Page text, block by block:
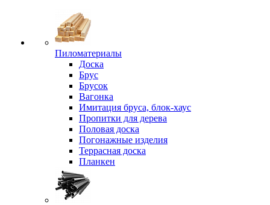
Пиломатериалы
Доска
Брус
Брусок
Вагонка
Имитация бруса, блок-хаус
Пропитки для дерева
Половая доска
Погонажные изделия
Террасная доска
Планкен